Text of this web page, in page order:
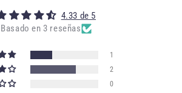
4.33 de 5
Basado en 3 reseñas
1
2
0